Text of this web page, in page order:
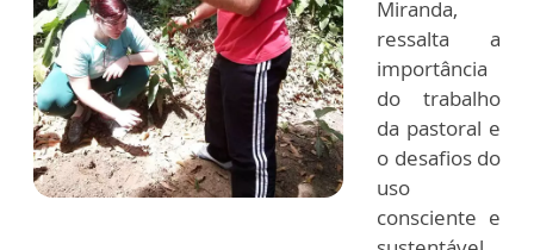
Miranda,
ressalta a
importância
do trabalho
da pastoral e
o desafios do
uso
consciente e